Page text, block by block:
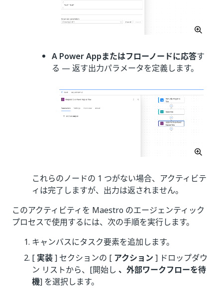
A Power Appまたはフローノードに応答す
る — 返す出力パラメータを定義します。
これらのノードの 1 つがない場合、アクティビテ
ィは完了しますが、出力は返されません。
このアクティビティを Maestro のエージェンティック
プロセスで使用するには、次の手順を実行します。
キャンバスにタスク要素を追加します。
[ 実装] セクションの [ アクション ] ドロップダウ
ン リストから、[開始し 、外部ワークフローを待
機] を選択します。